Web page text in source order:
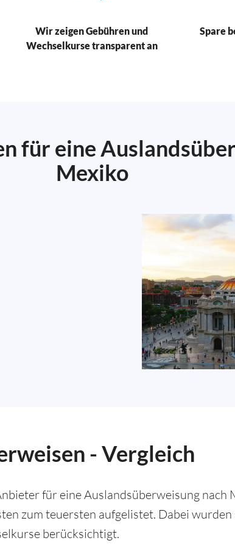
Wir zeigen Gebühren und
Wechselkurse transparent an
Spare
für eine
Mexiko
- Vergleich
für eine Auslandsüberweisung nach
zum teuersten aufgelistet. Dabei wurden
berücksichtigt.